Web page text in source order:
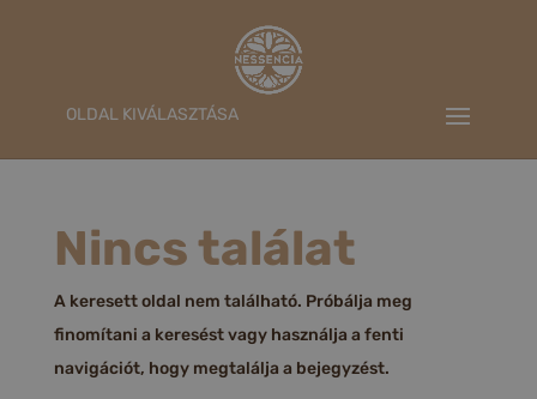
OLDAL KIVÁLASZTÁSA
Nincs találat
A keresett oldal nem található. Próbálja meg
finomítani a keresést vagy használja a fenti
navigációt, hogy megtalálja a bejegyzést.